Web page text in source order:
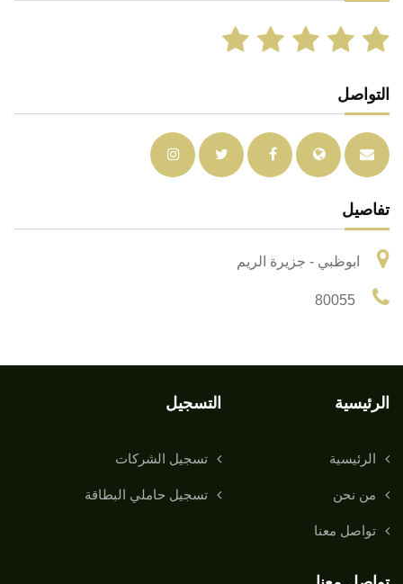
التواصل
تفاصيل
ابوظبي - جزيرة الريم
الرئيسية
الرئيسية
من نحن
تواصل معنا
التسجيل
تسجيل الشركات
تسجيل حاملي البطاقة